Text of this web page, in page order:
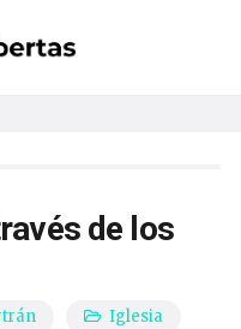
de los
Iglesia